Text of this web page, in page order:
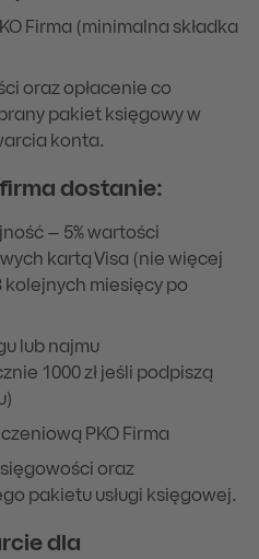
Firma (minimalna składka
oraz opłacenie co
pakiet księgowy w
konta.
dostanie:
– 5% wartości
kartą Visa (nie więcej
kolejnych miesięcy po
lub najmu
1000 zł jeśli podpiszą
PKO Firma
oraz
pakietu usługi księgowej.
dla